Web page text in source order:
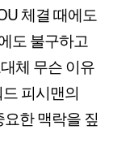
체결 때에도
도 불구하고
체 무슨 이유
피시맨의
한 맥락을 짚